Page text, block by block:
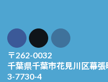
〒262-0032
千葉県千葉市花見川区幕張
3-7730-4